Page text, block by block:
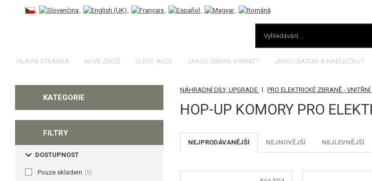
HLAVNÍ STRÁNKA NOVÉ ZBOŽÍ SLEVY, AKCE JAKOU ZBRAŇ VYBRAT? JAKOU BATERII A NABÍJEČKU?
KATEGORIE
FILTRY
DOSTUPNOST
Pouze skladem (5)
NÁHRADNÍ DÍLY, UPGRADE | PRO ELEKTRICKÉ ZBRANĚ - VNITŘNÍ
HOP-UP KOMORY PRO
NEJPRODÁVANĚJŠÍ NEJNOVĚJŠÍ NEJLEVNĚJŠÍ